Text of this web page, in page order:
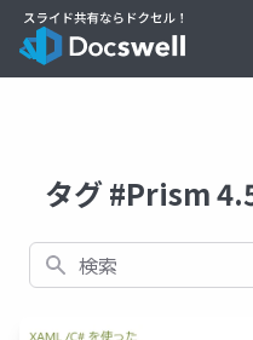
タグ #Prism
検索